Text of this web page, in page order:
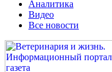
Аналитика
Видео
Все новости